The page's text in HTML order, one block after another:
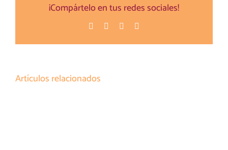
¡Compártelo en tus redes sociales!
Facebook
TwitterPinterest
Artículos relacionados